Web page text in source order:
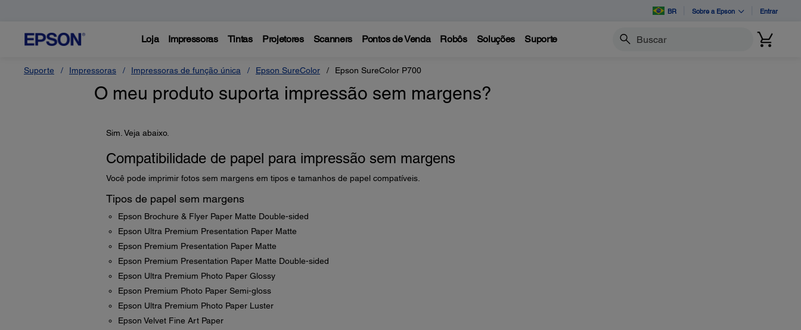
BR Sobre a Epson Entrar
Loja Impressoras Tintas Projetores Scanners Pontos de Venda Robôs Soluções Suporte Buscar
Suporte Impressoras Impressoras de função única Epson SureColor Epson SureColor P700
O meu produto suporta impressão sem margens?
Sim. Veja abaixo.
Compatibilidade de papel para impressão sem margens
Você pode imprimir fotos sem margens em tipos e tamanhos de papel compatíveis.
Tipos de papel sem margens
Epson Brochure & Flyer Paper Matte Double-sided
Epson Ultra Premium Presentation Paper Matte
Epson Premium Presentation Paper Matte
Epson Premium Presentation Paper Matte Double-sided
Epson Ultra Premium Photo Paper Glossy
Epson Premium Photo Paper Semi-gloss
Epson Ultra Premium Photo Paper Luster
Epson Velvet Fine Art Paper